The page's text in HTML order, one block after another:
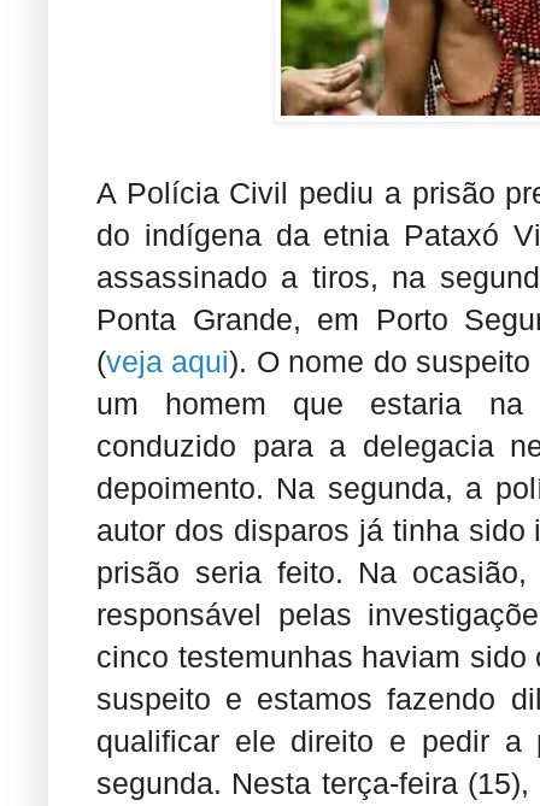
A Polícia Civil pediu a prisão
do indígena da etnia Pataxó
assassinado a tiros, na
Ponta Grande, em Porto
(veja aqui). O nome do
um homem que estaria na
conduzido para a delegacia
depoimento. Na segunda, a
autor dos disparos já tinha
prisão seria feito. Na
responsável pelas
cinco testemunhas haviam sido
suspeito e estamos fazendo
qualificar ele direito e pedir a
segunda. Nesta terça-feira